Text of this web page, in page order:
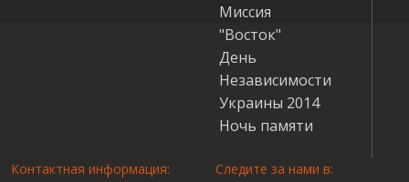
Миссия
"Восток"
День
Независимости
Украины 2014
Ночь памяти
Контактная информация:
Следите за нами в: